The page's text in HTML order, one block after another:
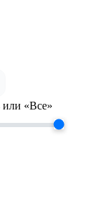
или «Все»